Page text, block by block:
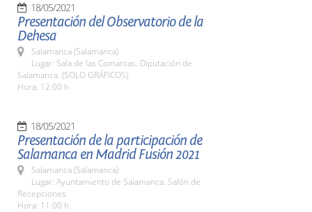
18/05/2021
Presentación del Observatorio de la
Dehesa
Salamanca (Salamanca)
Lugar: Sala de las Comarcas. Diputación de
Salamanca. (SOLO GRÁFICOS)
Hora: 12:00 h.
18/05/2021
Presentación de la participación de
Salamanca en Madrid Fusión 2021
Salamanca (Salamanca)
Lugar: Ayuntamiento de Salamanca. Salón de
Recepciones
Hora: 11:00 h.